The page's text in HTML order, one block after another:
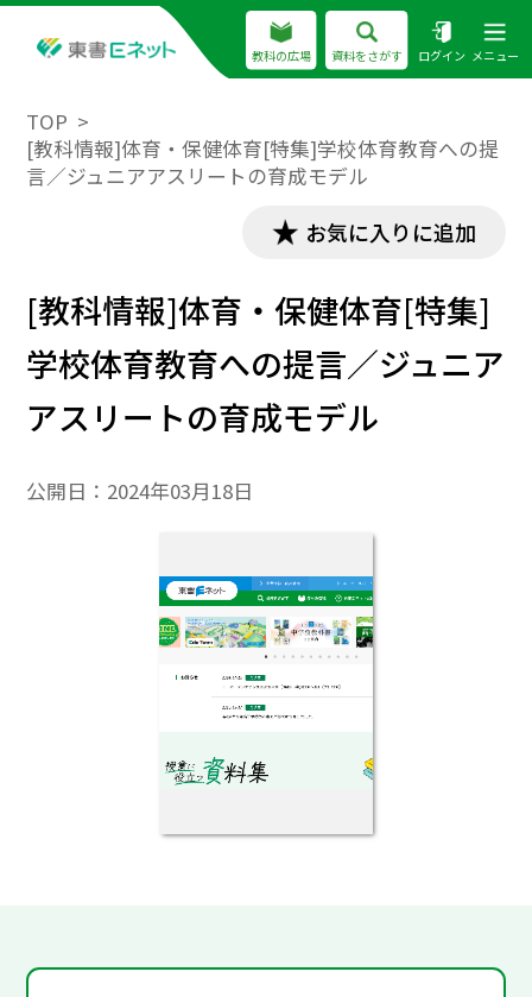
教科の広場 資料をさがす ログイン メニュー
TOP
[教科情報]体育・保健体育[特集]学校体育教育への提
言／ジュニアアスリートの育成モデル
お気に入りに追加
[教科情報]体育・保健体育[特集]
学校体育教育への提言／ジュニア
アスリートの育成モデル
公開日： 2024年03月18日